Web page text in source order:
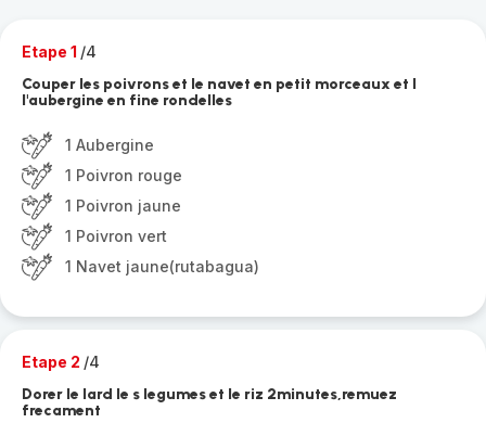
Etape 1 /4
Couper les poivrons et le navet en petit morceaux et l
l'aubergine en fine rondelles
1 Aubergine
1 Poivron rouge
1 Poivron jaune
1 Poivron vert
1 Navet jaune(rutabagua)
Etape 2 /4
Dorer le lard le s legumes et le riz 2minutes,remuez
frecament